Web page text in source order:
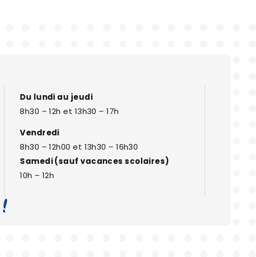
Du lundi au jeudi
8h30 – 12h et 13h30 – 17h
Vendredi
8h30 – 12h00 et 13h30 – 16h30
Samedi (sauf vacances scolaires)
10h – 12h